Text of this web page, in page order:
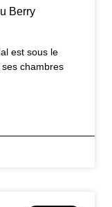
Berry
est sous le
chambres